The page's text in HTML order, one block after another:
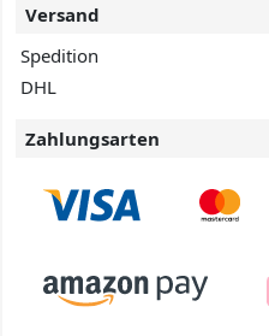
Versand
Spedition
DHL
Zahlungsarten